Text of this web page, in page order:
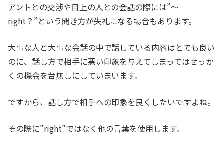
アントとの交渉や目上の人との会話の際には”～
right？”という聞き方が失礼になる場合もあります。
大事な人と大事な会話の中で話している内容はとても良い
のに、話し方で相手に悪い印象を与えてしまってはせっか
くの機会を台無しにしていまいます。
ですから、話し方で相手への印象を良くしたいですよね。
その際に”right”ではなく他の言葉を使用します。